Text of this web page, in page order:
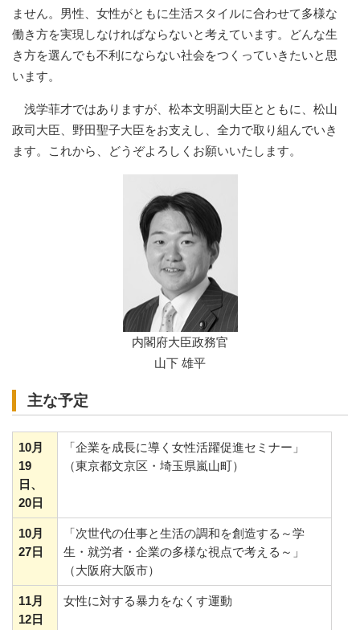
ません。男性、女性がともに生活スタイルに合わせて多様な
働き方を実現しなければならないと考えています。どんな生
き方を選んでも不利にならない社会をつくっていきたいと思
います。
浅学菲才ではありますが、松本文明副大臣とともに、松山
政司大臣、野田聖子大臣をお支えし、全力で取り組んでいき
ます。これから、どうぞよろしくお願いいたします。
内閣府大臣政務官
山下 雄平
主な予定
10月
19
日、
20日
「企業を成長に導く女性活躍促進セミナー」
（東京都文京区・埼玉県嵐山町）
10月
27日
「次世代の仕事と生活の調和を創造する～学
生・就労者・企業の多様な視点で考える～」
（大阪府大阪市）
11月
12日
女性に対する暴力をなくす運動